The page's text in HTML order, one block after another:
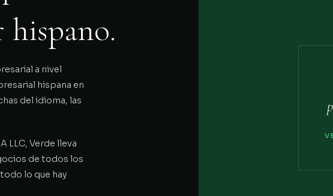
a nivel
hispana en
del idioma, las
LLC, Verde lleva
de todos los
lo que hay